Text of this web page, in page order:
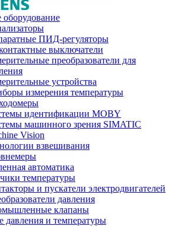
ПИД-регуляторы
выключатели
преобразователи для
устройства
измерения температуры
идентификации MOBY
машинного зрения SIMATIC
Vision
взвешивания
автоматика
температуры
и пускатели электродвигателей
давления
клапаны
давления и температуры